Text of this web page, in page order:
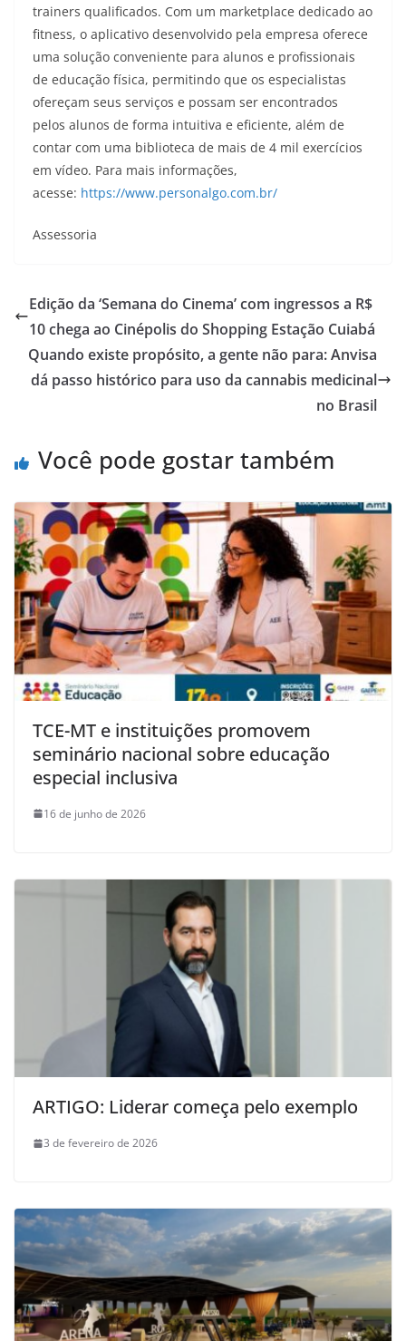
trainers qualificados. Com um marketplace dedicado ao
fitness, o aplicativo desenvolvido pela empresa oferece
uma solução conveniente para alunos e profissionais
de educação física, permitindo que os especialistas
ofereçam seus serviços e possam ser encontrados
pelos alunos de forma intuitiva e eficiente, além de
contar com uma biblioteca de mais de 4 mil exercícios
em vídeo. Para mais informações,
acesse: https://www.personalgo.com.br/
Assessoria
Edição da ‘Semana do Cinema’ com ingressos a R$
10 chega ao Cinépolis do Shopping Estação Cuiabá
Quando existe propósito, a gente não para: Anvisa
dá passo histórico para uso da cannabis medicinal
no Brasil
Você pode gostar também
TCE-MT e instituições promovem
seminário nacional sobre educação
especial inclusiva
16 de junho de 2026
ARTIGO: Liderar começa pelo exemplo
3 de fevereiro de 2026